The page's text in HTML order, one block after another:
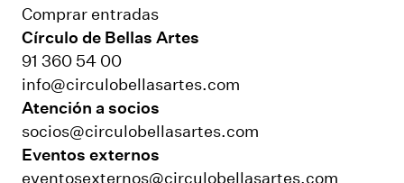
Comprar entradas
Círculo de Bellas Artes
91 360 54 00
info@circulobellasartes.com
Atención a socios
socios@circulobellasartes.com
Eventos externos
eventosexternos@circulobellasartes.com